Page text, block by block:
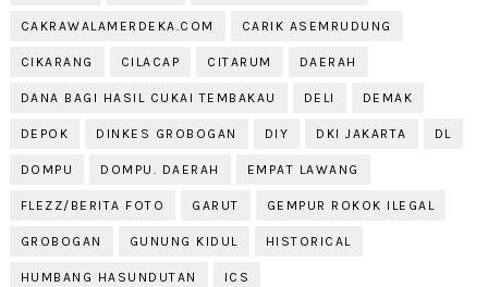
CAKRAWALAMERDEKA.COM CARIK ASEMRUDUNG
CIKARANG CILACAP CITARUM DAERAH
DANA BAGI HASIL CUKAI TEMBAKAU DELI DEMAK
DEPOK DINKES GROBOGAN DIY DKI JAKARTA DL
DOMPU DOMPU. DAERAH EMPAT LAWANG
FLEZZ/BERITA FOTO GARUT GEMPUR ROKOK ILEGAL
GROBOGAN GUNUNG KIDUL HISTORICAL
HUMBANG HASUNDUTAN ICS